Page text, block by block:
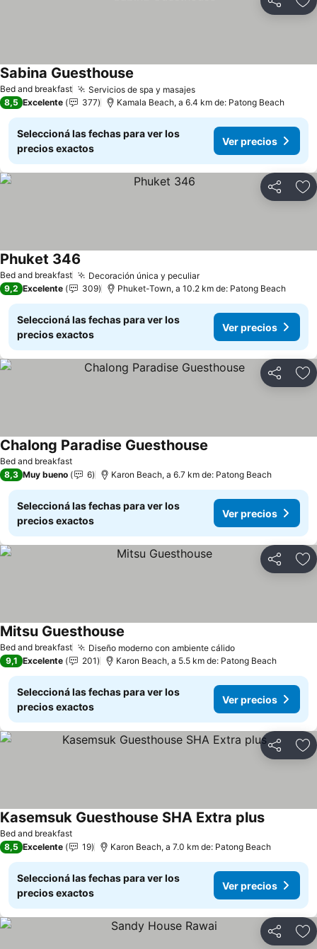
Compartir
Bed and breakfast Servicios de spa y masajes
Sabina Guesthouse
8,5 Excelente 377 Kamala Beach, a 6.4 km de: Patong Beach
Seleccioná las fechas para ver los
precios exactos
Ver precios
Compartir
Bed and breakfast Decoración única y peculiar
Phuket 346
9,2 Excelente 309 Phuket-Town, a 10.2 km de: Patong Beach
Seleccioná las fechas para ver los
precios exactos
Ver precios
Compartir
Bed and breakfast
Chalong Paradise Guesthouse
8,3 Muy bueno 6 Karon Beach, a 6.7 km de: Patong Beach
Seleccioná las fechas para ver los
precios exactos
Ver precios
Compartir
Bed and breakfast Diseño moderno con ambiente cálido
Mitsu Guesthouse
9,1 Excelente 201 Karon Beach, a 5.5 km de: Patong Beach
Seleccioná las fechas para ver los
precios exactos
Ver precios
Compartir
Bed and breakfast
Kasemsuk Guesthouse SHA Extra plus
8,5 Excelente 19 Karon Beach, a 7.0 km de: Patong Beach
Seleccioná las fechas para ver los
precios exactos
Ver precios
Compartir